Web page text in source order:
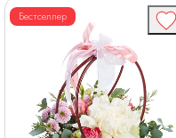
Бестселлер